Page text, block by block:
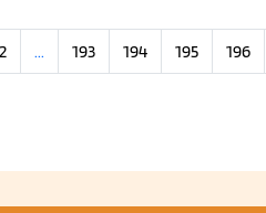
... 193 194 195 196